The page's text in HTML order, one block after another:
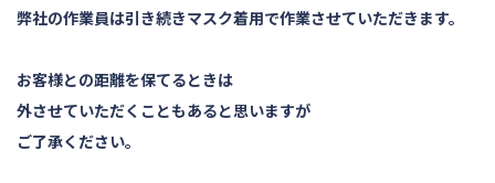
弊社の作業員は引き続きマスク着用で作業させていただきます。
お客様との距離を保てるときは
外させていただくこともあると思いますが
ご了承ください。